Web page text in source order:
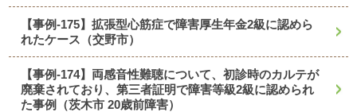
【事例-175】拡張型心筋症で障害厚生年金2級に認めら
れたケース（交野市）
【事例-174】両感音性難聴について、初診時のカルテが
廃棄されており、第三者証明で障害等級2級に認められ
た事例（茨木市 20歳前障害）